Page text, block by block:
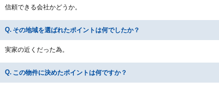
信頼できる会社かどうか。
その地域を選ばれたポイントは何でしたか？
実家の近くだった為。
この物件に決めたポイントは何ですか？